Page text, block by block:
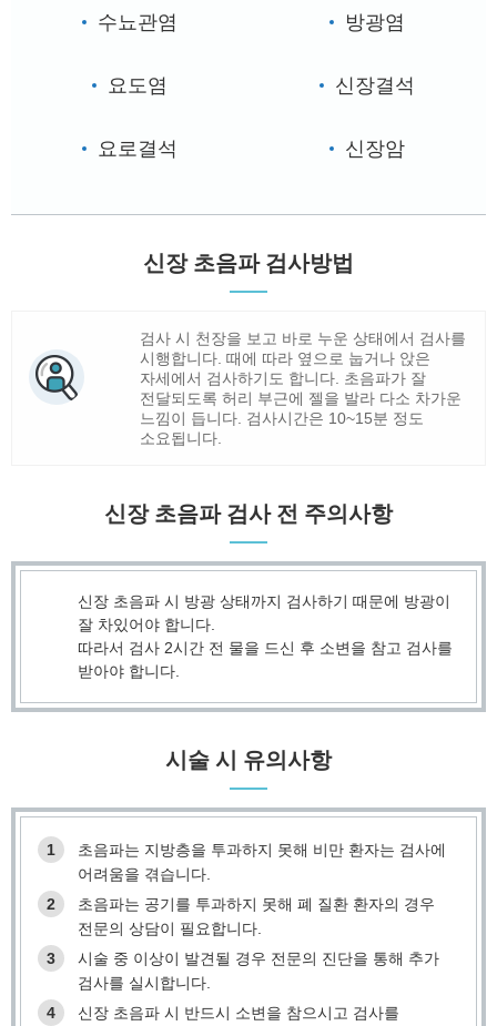
수뇨관염 방광염
요도염 신장결석
요로결석 신장암
신장 초음파 검사방법
검사 시 천장을 보고 바로 누운 상태에서 검사를
시행합니다. 때에 따라 옆으로 눕거나 앉은
자세에서 검사하기도 합니다. 초음파가 잘
전달되도록 허리 부근에 젤을 발라 다소 차가운
느낌이 듭니다. 검사시간은 10~15분 정도
소요됩니다.
신장 초음파 검사 전 주의사항
신장 초음파 시 방광 상태까지 검사하기 때문에 방광이
잘 차있어야 합니다.
따라서 검사 2시간 전 물을 드신 후 소변을 참고 검사를
받아야 합니다.
시술 시 유의사항
1
초음파는 지방층을 투과하지 못해 비만 환자는 검사에
어려움을 겪습니다.
2
초음파는 공기를 투과하지 못해 폐 질환 환자의 경우
전문의 상담이 필요합니다.
3
시술 중 이상이 발견될 경우 전문의 진단을 통해 추가
검사를 실시합니다.
4
신장 초음파 시 반드시 소변을 참으시고 검사를